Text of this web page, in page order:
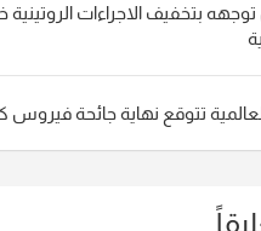
توجهه بتخفيف الاجراءات الروتينية
تتوقع نهاية جائحة فيروس